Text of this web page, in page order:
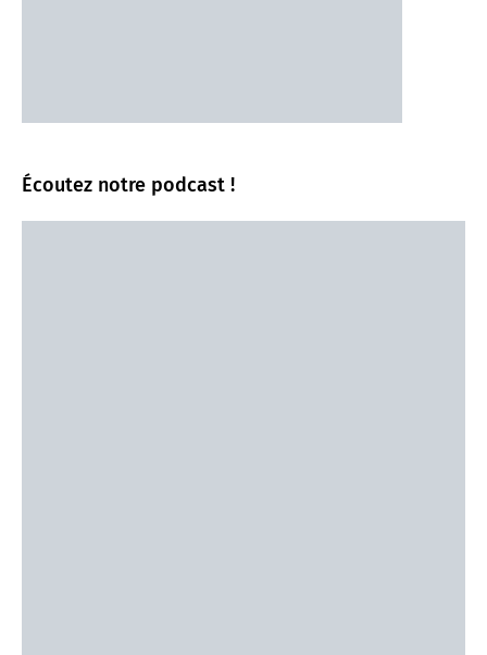
Écoutez notre podcast !